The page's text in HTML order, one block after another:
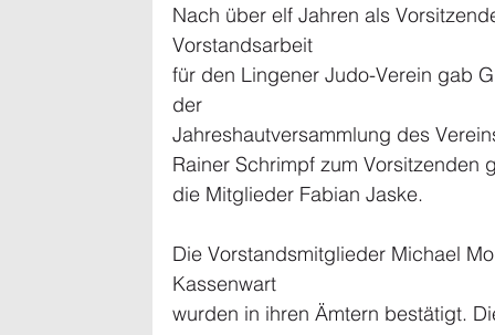
Nach über elf Jahren als
Vorstandsarbeit
für den Lingener Judo-Verein gab
der
Jahreshautversammlung des
Rainer Schrimpf zum Vorsitzenden
die Mitglieder Fabian Jaske.
Die Vorstandsmitglieder Michael
Kassenwart
wurden in ihren Ämtern bestätigt.